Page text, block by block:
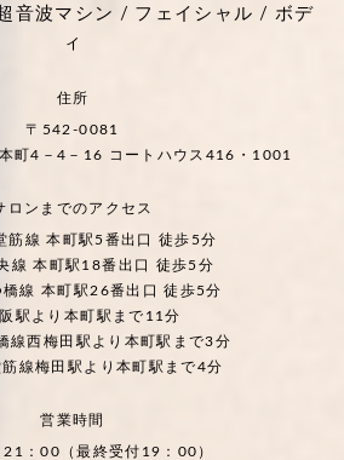
音波マシン / フェイシャル / ボデ
ィ
住所
〒542-0081
町4－4－16 コートハウス416・1001
ロンまでのアクセス
筋線 本町駅5番出口 徒歩5分
線 本町駅18番出口 徒歩5分
橋線 本町駅26番出口 徒歩5分
駅より本町駅まで11分
線西梅田駅より本町駅まで3分
線梅田駅より本町駅まで4分
営業時間
：00（最終受付19：00）